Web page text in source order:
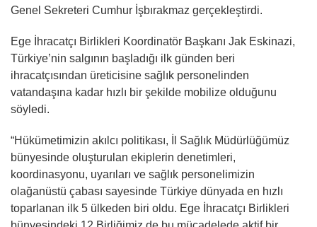
Genel Sekreteri Cumhur İşbırakmaz gerçekleştirdi.
Ege İhracatçı Birlikleri Koordinatör Başkanı Jak Eskinazi,
Türkiye’nin salgının başladığı ilk günden beri
ihracatçısından üreticisine sağlık personelinden
vatandaşına kadar hızlı bir şekilde mobilize olduğunu
söyledi.
“Hükümetimizin akılcı politikası, İl Sağlık Müdürlüğümüz
bünyesinde oluşturulan ekiplerin denetimleri,
koordinasyonu, uyarıları ve sağlık personelimizin
olağanüstü çabası sayesinde Türkiye dünyada en hızlı
toparlanan ilk 5 ülkeden biri oldu. Ege İhracatçı Birlikleri